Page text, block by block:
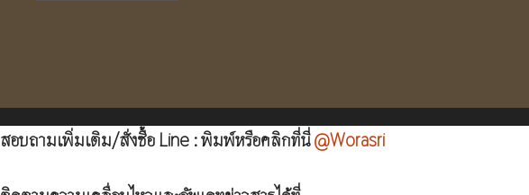
สอบถามเพิ่มเติม/สั่งซื้อ Line : พิมพ์หรือคลิกที่นี่@Worasri